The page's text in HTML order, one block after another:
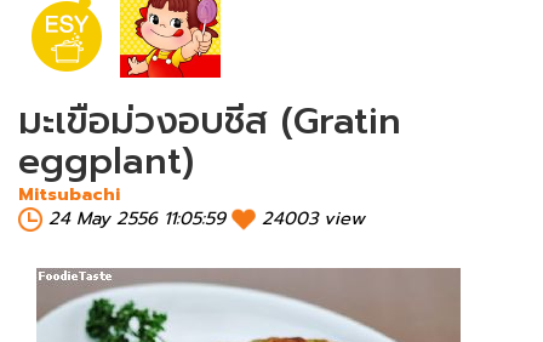
มะเขือม่วงอบชีส (Gratin
eggplant)
Mitsubachi
24 May 2556 11:05:59
24003 view